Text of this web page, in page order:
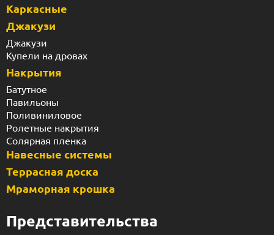
Каркасные
Джакузи
Джакузи
Купели на дровах
Накрытия
Батутное
Павильоны
Поливиниловое
Ролетные накрытия
Солярная пленка
Навесные системы
Террасная доска
Мраморная крошка
Представительства